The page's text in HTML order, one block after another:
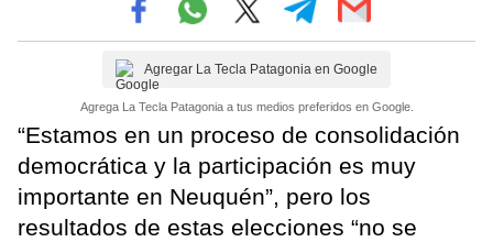
Agregar La Tecla Patagonia en Google
Agrega La Tecla Patagonia a tus medios preferidos en Google.
“Estamos en un proceso de consolidación
democrática y la participación es muy
importante en Neuquén”, pero los
resultados de estas elecciones “no se